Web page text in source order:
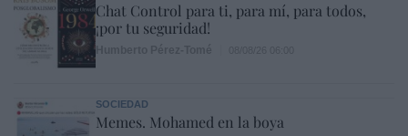
Chat Control para ti, para mí, para todos,
¡por tu seguridad!
SOCIEDAD
Memes. Mohamed en la boya